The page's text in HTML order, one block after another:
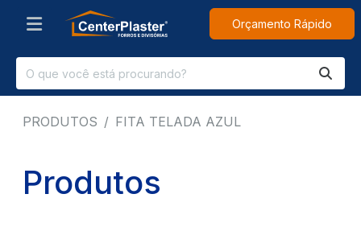
Orçamento Rápido
PRODUTOS FITA TELADA AZUL
Produtos